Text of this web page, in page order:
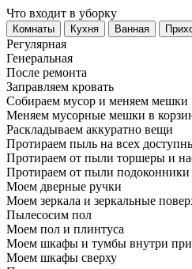
Что входит в уборку
Регу­лярная
Гене­ральная
После ремонта
Заправляем кровать
Собираем мусор и меняем мешки
Меняем мусорные мешки в
Раскладываем аккуратно вещи
Протираем пыль на всех
Протираем от пыли торшеры и
Протираем от пыли подоконники
Моем дверные ручки
Моем зеркала и зеркальные
Пылесосим пол
Моем пол и плинтуса
Моем шкафы и тумбы внутри при
Моем шкафы сверху